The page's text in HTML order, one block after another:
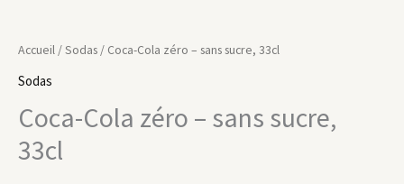
Accueil /Sodas / Coca-Cola zéro – sans sucre, 33cl
Sodas
Coca-Cola zéro – sans sucre,
33cl